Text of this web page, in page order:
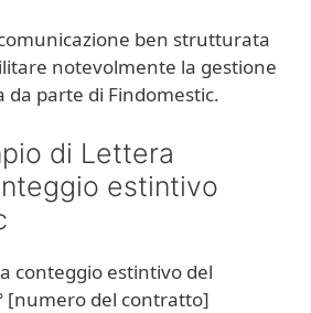
ben strutturata
notevolmente la gestione
da parte di Findomestic.
di Lettera
estintivo
conteggio estintivo del
[numero del contratto]